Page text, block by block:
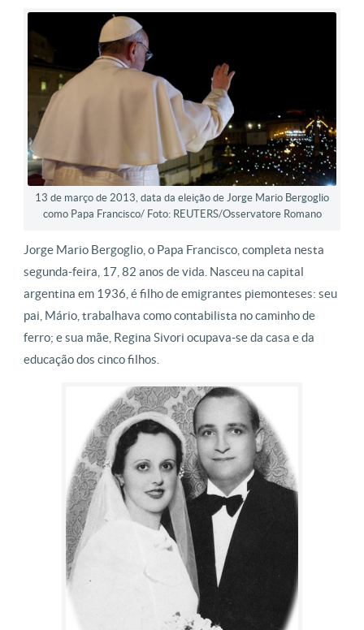
13 de março de 2013, data da eleição de Jorge Mario Bergoglio
como Papa Francisco/ Foto: REUTERS/Osservatore Romano
Jorge Mario Bergoglio, o Papa Francisco, completa nesta
segunda-feira, 17, 82 anos de vida. Nasceu na capital
argentina em 1936, é filho de emigrantes piemonteses: seu
pai, Mário, trabalhava como contabilista no caminho de
ferro; e sua mãe, Regina Sivori ocupava-se da casa e da
educação dos cinco filhos.